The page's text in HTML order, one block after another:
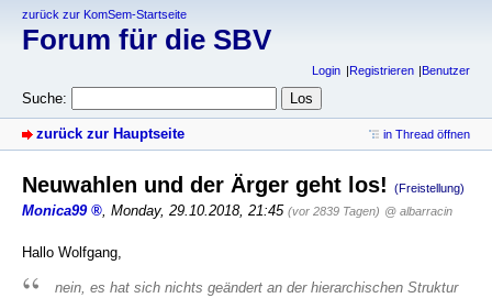
zurück zur KomSem-Startseite
Forum für die SBV
Login Registrieren Benutzer
Suche:
zurück zur Hauptseite in Thread öffnen
Neuwahlen und der Ärger geht los! (Freistellung)
Monica99 , Monday, 29.10.2018, 21:45 (vor 2839 Tagen) @ albarracin
Hallo Wolfgang,
nein, es hat sich nichts geändert an der hierarchischen Struktur